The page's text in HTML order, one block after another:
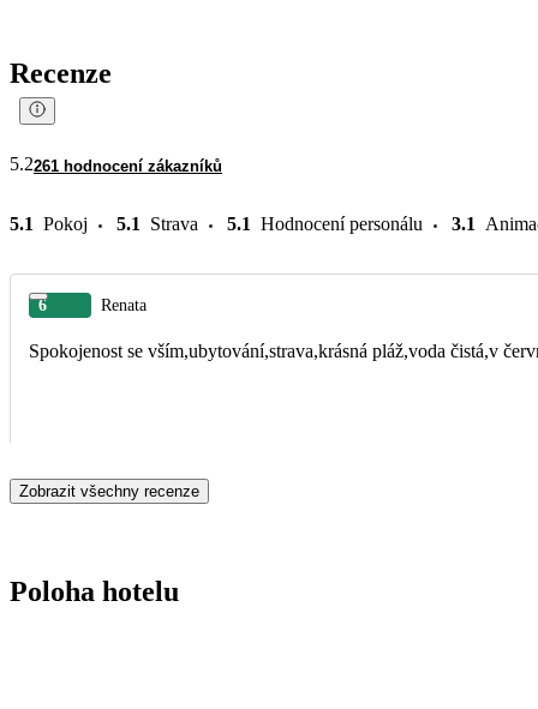
Recenze
5.2261 hodnocení zákazníků
5.1 Pokoj 5.1 Strava 5.1 Hodnocení personálu 3.1
6 Renata
Spokojenost se vším,ubytování,strava,krásná pláž,voda čistá,v
Zobrazit všechny recenze
Poloha hotelu